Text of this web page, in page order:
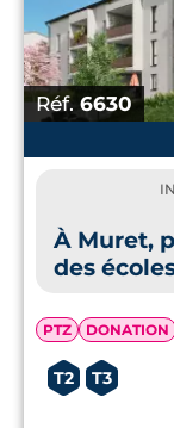
Réf. 6630
À Muret,
des
PTZ DONATION
T2 T3